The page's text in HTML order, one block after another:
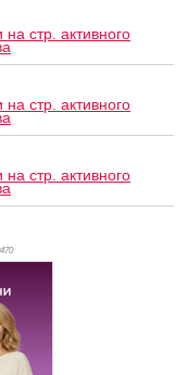
на стр. активного
на стр. активного
на стр. активного